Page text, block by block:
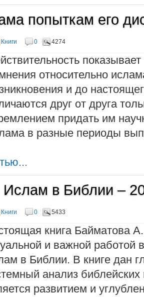
попыткам его
Книги 0 4274
относительно
и до
друг от друга
придать им
в разные периоды
в Библии –
Книги 0 5433
книга Байматова
и важной работой
в Библии. В книге дан
анализ
развитием и